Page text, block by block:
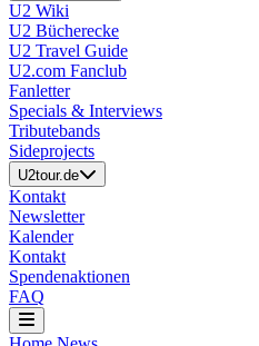
U2 Wiki
U2 Bücherecke
U2 Travel Guide
U2.com Fanclub
Fanletter
Specials & Interviews
Tributebands
Sideprojects
U2tour.de
Kontakt
Newsletter
Kalender
Kontakt
Spendenaktionen
FAQ